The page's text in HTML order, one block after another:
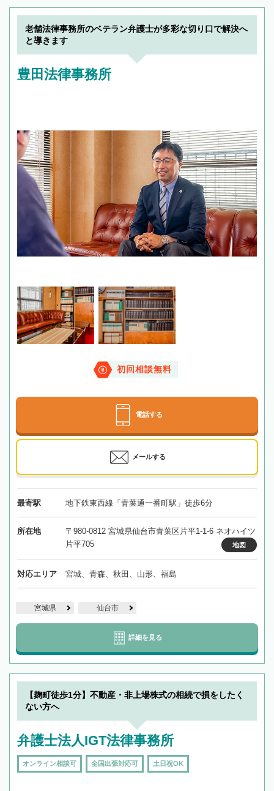
老舗法律事務所のベテラン弁護士が多彩な切り口で解決へ
と導きます
豊田法律事務所
初回相談無料
電話する
メールする
最寄駅 地下鉄東西線「青葉通一番町駅」徒歩6分
所在地
〒980-0812 宮城県仙台市青葉区片平1-1-6 ネオハイツ
片平705
地図
対応エリア 宮城、青森、秋田、山形、福島
宮城県 仙台市
詳細を見る
【麹町徒歩1分】不動産・非上場株式の相続で損をしたく
ない方へ
弁護士法人IGT法律事務所
オンライン相談可 全国出張対応可 土日祝OK